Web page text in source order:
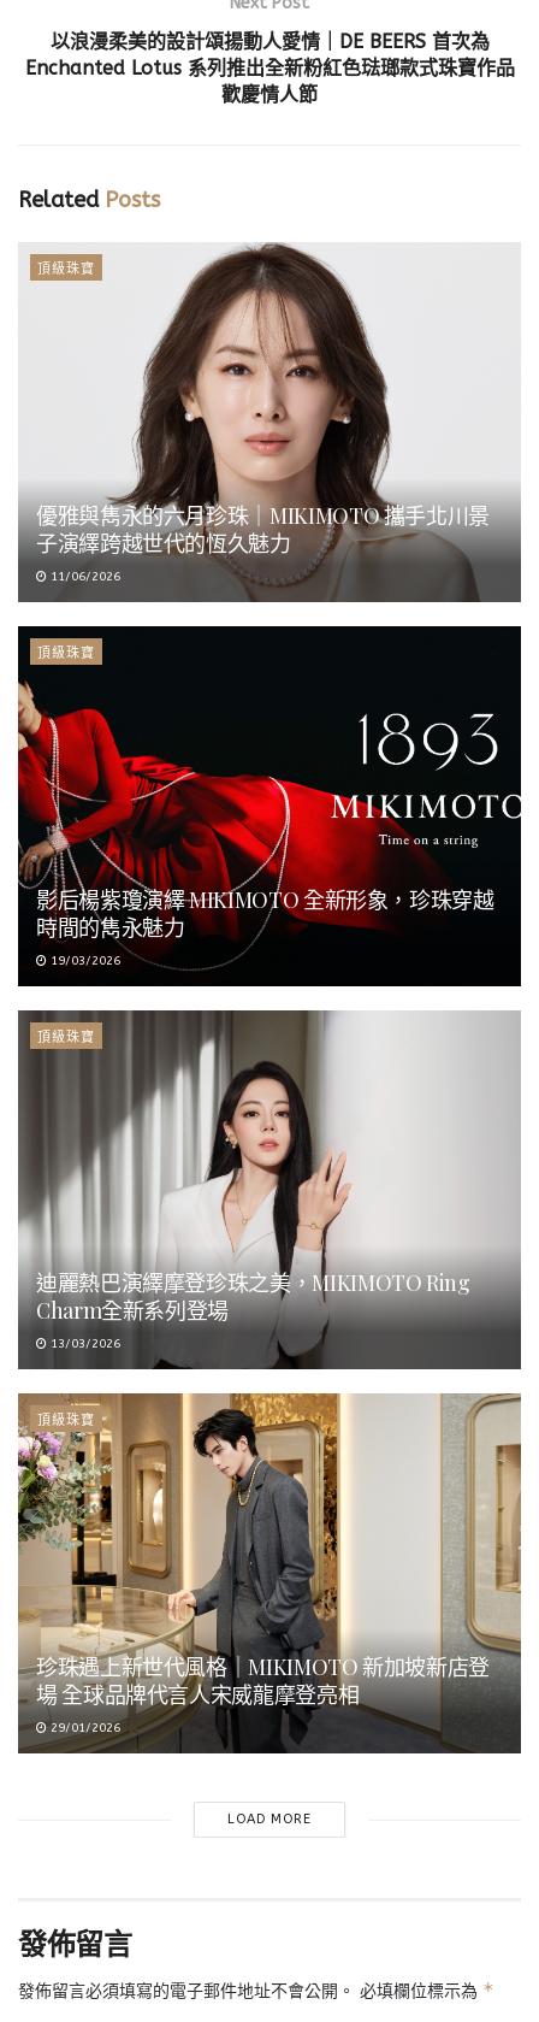
以浪漫柔美的設計頌揚動人愛情｜DE BEERS 首次為
Enchanted Lotus 系列推出全新粉紅色琺瑯款式珠寶作品
歡慶情人節
RelatedPosts
頂級珠寶
優雅與雋永的六月珍珠｜MIKIMOTO 攜手北川景
子演繹跨越世代的恆久魅力
11/06/2026
頂級珠寶
影后楊紫瓊演繹 MIKIMOTO 全新形象，珍珠穿越
時間的雋永魅力
19/03/2026
頂級珠寶
迪麗熱巴演繹摩登珍珠之美，MIKIMOTO Ring
Charm全新系列登場
13/03/2026
頂級珠寶
珍珠遇上新世代風格｜MIKIMOTO 新加坡新店登
場 全球品牌代言人宋威龍摩登亮相
29/01/2026
LOAD MORE
發佈留言
發佈留言必須填寫的電子郵件地址不會公開。 必填欄位標示為 *